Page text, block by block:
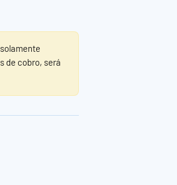
de cobro, será